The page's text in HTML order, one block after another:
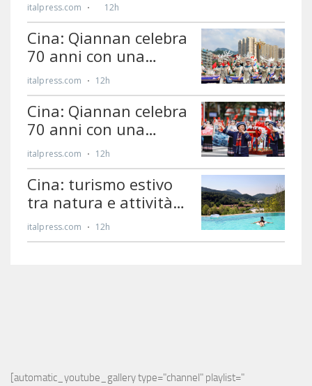
[automatic_youtube_gallery type="channel" playlist="